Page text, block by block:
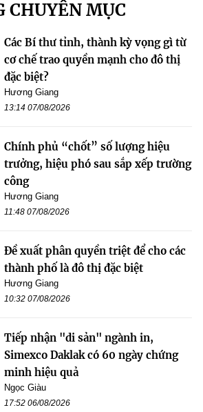
CHUYÊN MỤC
Các Bí thư tỉnh, thành kỳ vọng gì từ
cơ chế trao quyền mạnh cho đô thị
đặc biệt?
Hương Giang
13:14 07/08/2026
Chính phủ “chốt” số lượng hiệu
trưởng, hiệu phó sau sắp xếp trường
công
Hương Giang
11:48 07/08/2026
Đề xuất phân quyền triệt để cho các
thành phố là đô thị đặc biệt
Hương Giang
10:32 07/08/2026
Tiếp nhận "di sản" ngành in,
Simexco Daklak có 60 ngày chứng
minh hiệu quả
Ngọc Giàu
17:52 06/08/2026